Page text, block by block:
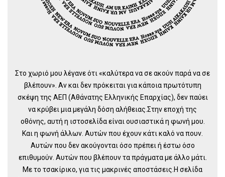
Στο χωριό μου λέγανε ότι «καλύτερα να σε ακούν παρά να σε
βλέπουν». Αν και δεν πρόκειται για κάποια πρωτότυπη
σκέψη της ΑΕΠ (Αθάνατης Ελληνικής Επαρχίας), δεν παύει
να κρύβει μια μεγάλη δόση αλήθειας.Στην εποχή της
οθόνης, αυτή η ιστοσελίδα είναι ουσιαστικά η φωνή μου.
Και η φωνή άλλων. Αυτών που έχουν κάτι καλό να πουν.
Αυτών που δεν ακούγονται όσο πρέπει ή έστω όσο
επιθυμούν. Αυτών που βλέπουν τα πράγματα με άλλο μάτι.
Με το τσακίρικο, για τις μακρινές αποστάσεις.Η σελίδα